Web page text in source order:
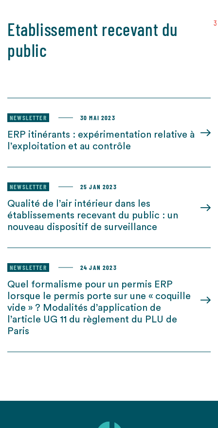
Etablissement recevant du
public
3
NEWSLETTER 30 MAI 2023
ERP itinérants : expérimentation relative à
l’exploitation et au contrôle
NEWSLETTER 25 JAN 2023
Qualité de l’air intérieur dans les
établissements recevant du public : un
nouveau dispositif de surveillance
NEWSLETTER 24 JAN 2023
Quel formalisme pour un permis ERP
lorsque le permis porte sur une « coquille
vide » ? Modalités d’application de
l’article UG 11 du règlement du PLU de
Paris